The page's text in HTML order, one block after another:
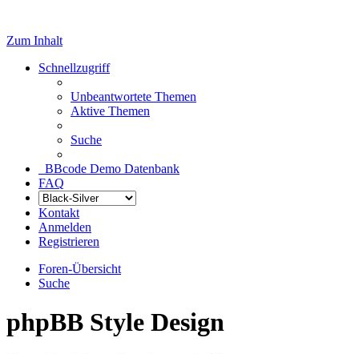
Zum Inhalt
Schnellzugriff
Unbeantwortete Themen
Aktive Themen
Suche
BBcode Demo Datenbank
FAQ
Kontakt
Anmelden
Registrieren
Foren-Übersicht
Suche
phpBB Style Design